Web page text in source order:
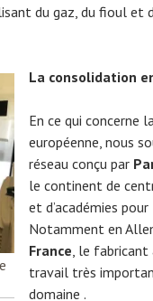
du gaz, du fioul et
La consolidation
En ce qui concerne
européenne, nous
réseau conçu par
le continent de
et d’académies
Notamment en
France , le
travail très
domaine .